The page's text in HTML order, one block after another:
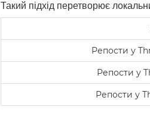
Такий підхід перетворює
Репости у
Репости у
Репости у